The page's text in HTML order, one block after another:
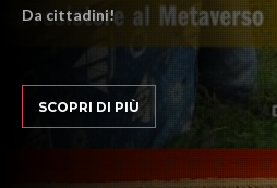
Da cittadini!
SCOPRI DI PIÙ